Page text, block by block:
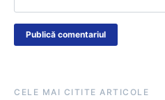
CELE MAI CITITE ARTICOLE